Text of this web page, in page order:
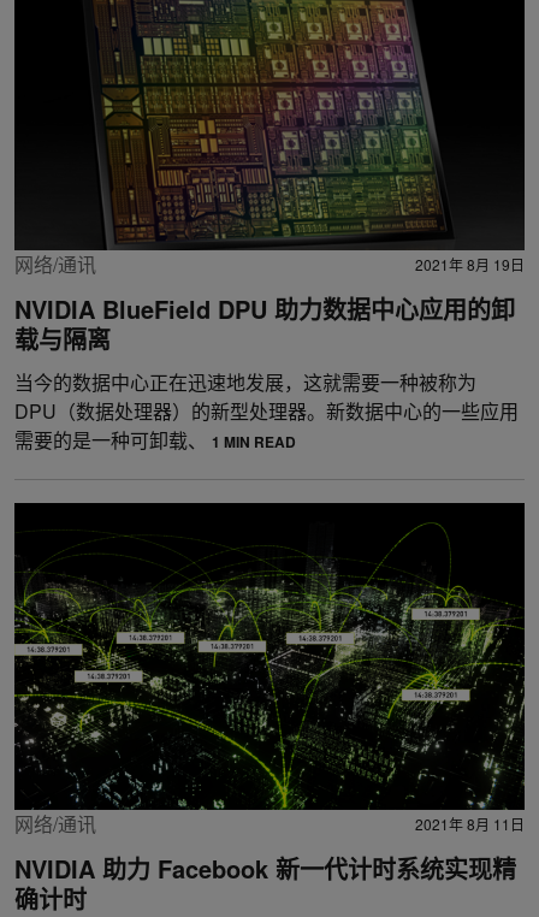
网络/通讯 2021年 8月 19日
NVIDIA BlueField DPU 助力数据中心应用的卸
载与隔离
当今的数据中心正在迅速地发展，这就需要一种被称为
DPU（数据处理器）的新型处理器。新数据中心的一些应用
需要的是一种可卸载、
1 MIN READ
网络/通讯 2021年 8月 11日
NVIDIA 助力 Facebook 新一代计时系统实现精
确计时